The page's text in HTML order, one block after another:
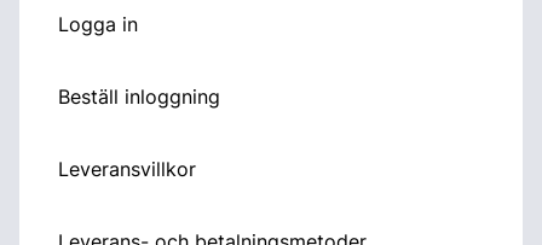
Logga in
Beställ inloggning
Leveransvillkor